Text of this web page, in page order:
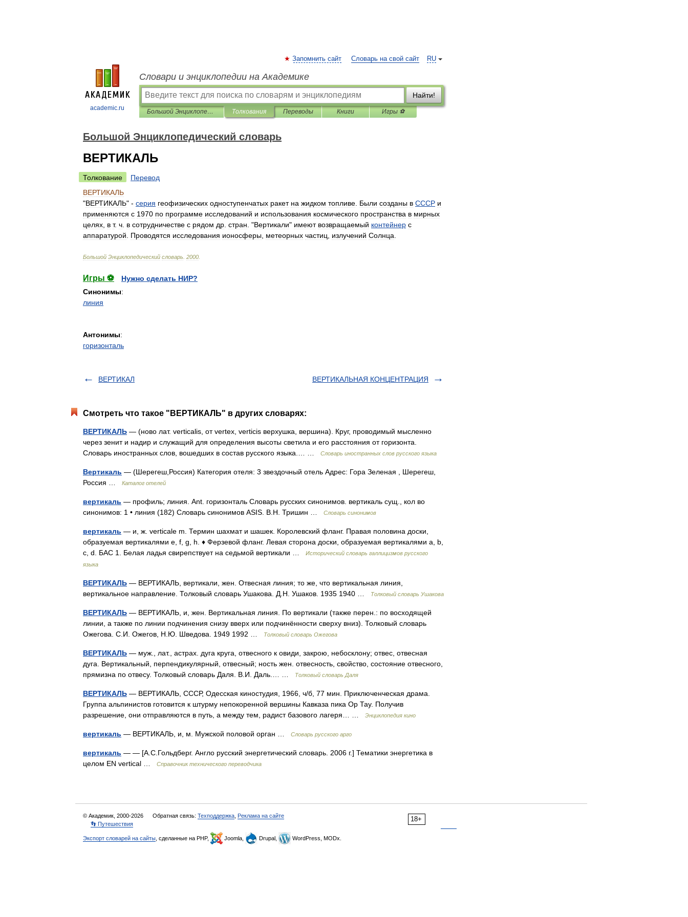
academic.ru
RU
Запомнить сайт Словарь на свой сайт
Словари и энциклопедии на Академике
Найти!
Большой Энциклопедический словарь Толкования Переводы Книги Игры ⚽
Большой Энциклопедический словарь
ВЕРТИКАЛЬ
Толкование
Перевод
ВЕРТИКАЛЬ
"ВЕРТИКАЛЬ" - серия геофизических одноступенчатых ракет на жидком топливе Были созданы в СССР и
применяются с 1970 по программе исследований и использования космического пространства в мирных
целях в т. ч в сотрудничестве с рядом др стран . "Вертикали" имеют возвращаемый контейнер с
аппаратурой
Проводятся исследования ионосферы метеорных частиц излучений Солнца
Большой Энциклопедический словарь 2000
Игры ⚽
Нужно сделать НИР?
Синонимы:
линия
Антонимы:
горизонталь
ВЕРТИКАЛ ВЕРТИКАЛЬНАЯ КОНЦЕНТРАЦИЯ
Смотреть что такое "ВЕРТИКАЛЬ" в других словарях:
ВЕРТИКАЛЬ — (ново лат. verticalis, от vertex, verticis верхушка, вершина). Круг, проводимый мысленно
через зенит и надир и служащий для определения высоты светила и его расстояния от горизонта.
Словарь иностранных слов, вошедших в состав русского языка.… …
Словарь иностранных слов русского языка
Вертикаль — (Шерегеш,Россия) Категория отеля: 3 звездочный отель Адрес: Гора Зеленая , Шерегеш,
Россия …
Каталог отелей
вертикаль — профиль; линия. Ant. горизонталь Словарь русских синонимов. вертикаль сущ., кол во
синонимов: 1 • линия (182) Словарь синонимов ASIS. В.Н. Тришин …
Словарь синонимов
вертикаль — и, ж. verticale m. Термин шахмат и шашек. Королевский фланг. Правая половина доски,
образуемая вертикалями e, f, g, h. ♦ Ферзевой фланг. Левая сторона доски, образуемая вертикалями a, b,
c, d. БАС 1. Белая ладья свирепствует на седьмой вертикали …
Исторический словарь галлицизмов русского
языка
ВЕРТИКАЛЬ — ВЕРТИКАЛЬ, вертикали, жен. Отвесная линия; то же, что вертикальная линия,
вертикальное направление. Толковый словарь Ушакова. Д.Н. Ушаков. 1935 1940 …
Толковый словарь Ушакова
ВЕРТИКАЛЬ — ВЕРТИКАЛЬ, и, жен. Вертикальная линия. По вертикали (также перен.: по восходящей
линии, а также по линии подчинения снизу вверх или подчинённости сверху вниз). Толковый словарь
Ожегова. С.И. Ожегов, Н.Ю. Шведова. 1949 1992 …
Толковый словарь Ожегова
ВЕРТИКАЛЬ — муж., лат., астрах. дуга круга, отвесного к овиди, закрою, небосклону; отвес, отвесная
дуга. Вертикальный, перпендикулярный, отвесный; ность жен. отвесность, свойство, состояние отвесного,
прямизна по отвесу. Толковый словарь Даля. В.И. Даль.… …
Толковый словарь Даля
ВЕРТИКАЛЬ — ВЕРТИКАЛЬ, СССР, Одесская киностудия, 1966, ч/б, 77 мин. Приключенческая драма.
Группа альпинистов готовится к штурму непокоренной вершины Кавказа пика Ор Тау. Получив
разрешение, они отправляются в путь, а между тем, радист базового лагеря… …
Энциклопедия кино
вертикаль — ВЕРТИКАЛЬ, и, м. Мужской половой орган … Словарь русского арго
вертикаль — — [А.С.Гольдберг. Англо русский энергетический словарь. 2006 г.] Тематики энергетика в
целом EN vertical …
Справочник технического переводчика
18+
© Академик, 2000-2026 Обратная связь: Техподдержка Реклама на сайте
👣 Путешествия
Экспорт словарей на сайты , сделанные на PHP, Joomla, Drupal, WordPress, MODx.